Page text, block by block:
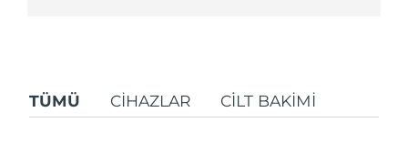
TÜMÜ CIHAZLAR CİLT BAKIMI
Kırmızı Işık Terapisi